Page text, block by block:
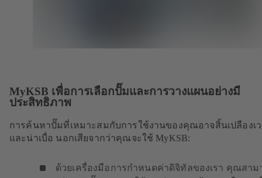
MyKSB เพื่อการเลือกปั๊มและการวางแผนอย่างมี
ประสิทธิภาพ
การค้นหาปั๊มที่เหมาะสมกับการใช้งานของคุณอาจสิ้นเปลืองเ
และน่าเบื่อ นอกเสียจากว่าคุณจะใช้ MyKSB:
ด้วยเครื่องมือการกำหนดค่าดิจิทัลของเรา คุณสาม